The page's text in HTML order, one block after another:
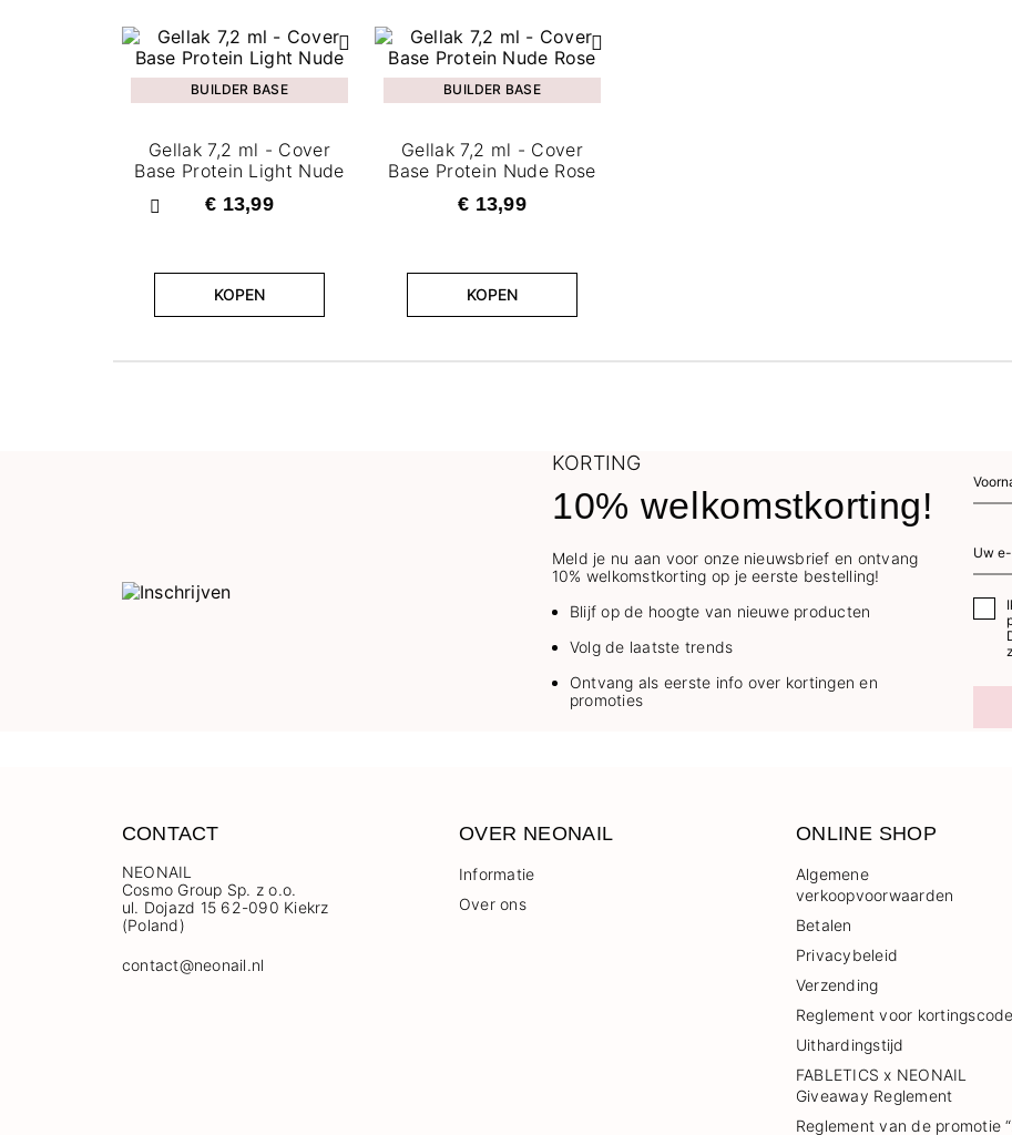
Vorige
BUILDER BASE
Gellak 7,2 ml - Cover
Base Protein Light Nude
€ 13,99
KOPEN
BUILDER BASE
Gellak 7,2 ml - Cover
Base Protein Nude Rose
€ 13,99
KOPEN
KORTING
10% welkomstkorting!
Meld je nu aan voor onze nieuwsbrief en ontvang
10% welkomstkorting op je eerste bestelling!
Blijf op de hoogte van nieuwe producten
Volg de laatste trends
Ontvang als eerste info over kortingen en
promoties
CONTACT
NEONAIL
Cosmo Group Sp. z o.o.
ul. Dojazd 15 62-090 Kiekrz
(Poland)
contact@neonail.nl
OVER NEONAIL
Informatie
Over ons
ONLINE SHOP
Algemene
verkoopvoorwaarden
Betalen
Privacybeleid
Verzending
Reglement voor
Uithardingstijd
FABLETICS x NEONAIL
Giveaway Reglement
Reglement van de promotie